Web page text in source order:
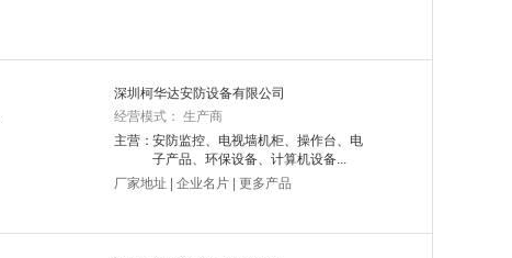
深圳柯华达安防设备有限公司
经营模式： 生产商
主营：安防监控、电视墙机柜、操作台、电
子产品、环保设备、计算机设备...
厂家地址
企业名片 更多产品